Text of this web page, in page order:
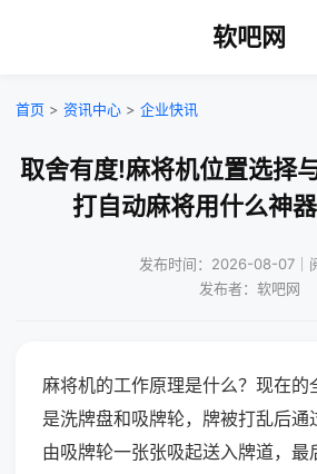
软吧网
首页 > 资讯中心 > 企业快讯
取舍有度!麻将机位置选择
打自动麻将用什么神
发布时间：2026-08-07｜
发布者：软吧网
麻将机的工作原理是什么？现在的
是洗牌盘和吸牌轮，牌被打乱后通
由吸牌轮一张张吸起送入牌道，最